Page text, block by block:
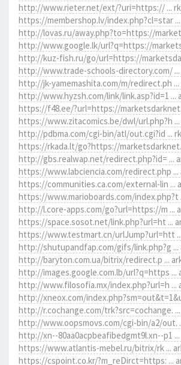
http://www.rieter.net/ext/?uri=https:// ...
https://membershop.lv/index.php?cl=star
http://lovas.ru/away.php?to=https://
http://www.google.lk/url?q=https://
http://kuz-fish.ru/go/url=https://
http://www.trade-schools-directory.com/
http://jk-yamemashita.com/m/redirect.ph ...
http://www.hyzsh.com/link/link.asp?id=1 ...
https://f48.ee/?url=https://
https://www.zitacomics.be/dwl/url.php?h
http://pdbma.com/cgi-bin/atl/out.cgi?id ...
https://rkada.lt/go?https://
http://gbs.realwap.net/redirect.php?id= ...
https://www.labciencia.com/redirect.php ...
https://communities.ca.com/external-lin ...
https://www.marioboards.com/index.php?t
http://l.core-apps.com/go?url=https://m ...
https://space.sosot.net/link.php?url=ht ...
https://www.testmart.cn/urlJump?url=htt
http://shutupandfap.com/gifs/link.php?g ...
http://baryton.com.ua/bitrix/redirect.p ...
http://images.google.com.lb/url?q=https ...
http://www.filosofia.mx/index.php?url=h ...
http://xneox.com/
http://r.cochange.com/trk?src=cochange.
http://www.oopsmovs.com/cgi-bin/a2/out.
http://xn--80aa0acpbeafibedgmt9l.xn--p1
https://www.atlantis-mebel.ru/bitrix/rk ...
https://cspoint.co.kr/?m_reDirct=https: ...